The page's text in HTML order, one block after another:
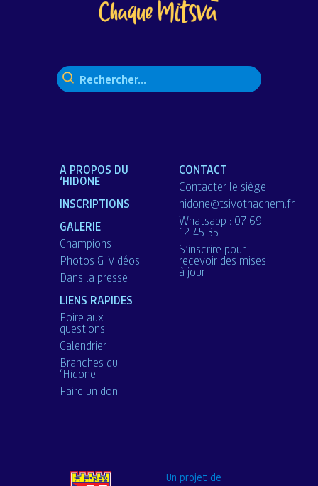
Rechercher :
A PROPOS DU
‘HIDONE
INSCRIPTIONS
GALERIE
Champions
Photos & Vidéos
Dans la presse
LIENS RAPIDES
Foire aux
questions
Calendrier
Branches du
‘Hidone
Faire un don
CONTACT
Contacter le siège
hidone@tsivothachem.fr
Whatsapp : 07 69
12 45 35
S’inscrire pour
recevoir des mises
à jour
Un projet de